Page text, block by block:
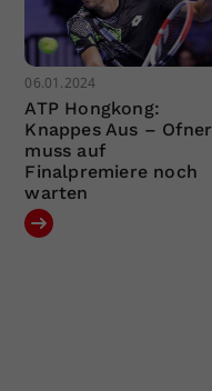
06.01.2024
ATP Hongkong:
Knappes Aus – Ofner
muss auf
Finalpremiere noch
warten